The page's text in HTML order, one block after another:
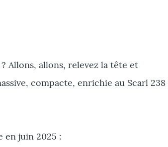
Allons, allons, relevez la tête et
compacte, enrichie au Scarl 238
en juin 2025 :